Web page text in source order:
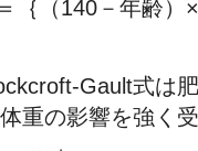
｛（140－年齢）×
Gault式は
重の影響を強く受